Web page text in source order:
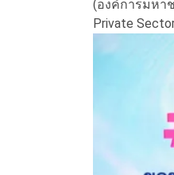
(องค์การมหา
Private